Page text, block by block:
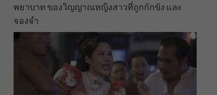
พยาบาท ของวิญญาณหญิงสาวที่ถูกกักขัง และ
จองจำ